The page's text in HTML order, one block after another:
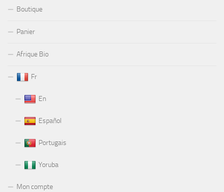
Boutique
Panier
Afrique Bio
Fr
En
Español
Portugais
Yoruba
Mon compte